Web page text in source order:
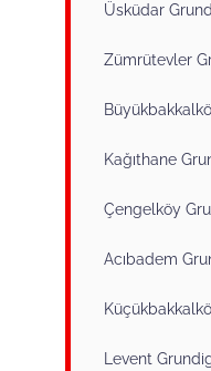
Üsküdar
Zümrütevler
Kağıthane
Çengelköy
Acıbadem
Levent